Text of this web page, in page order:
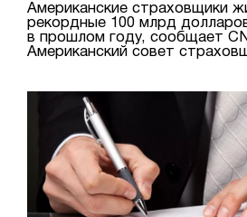
Американские страховщики
рекордные 100 млрд
в прошлом году, сообщает
Американский совет